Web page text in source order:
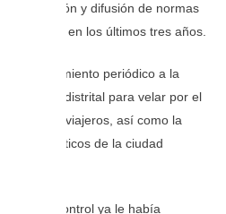
promoción y difusión de normas
realizadas en los últimos tres años.
un seguimiento periódico a la
distrital para velar por el
de los viajeros, así como la
turísticos de la ciudad
de control ya le había